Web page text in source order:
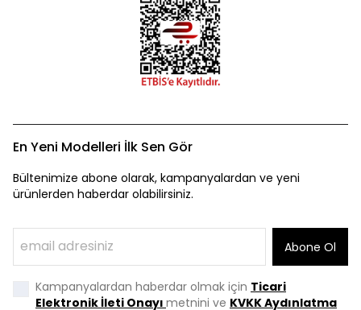
En Yeni Modelleri İlk Sen Gör
Bültenimize abone olarak, kampanyalardan ve yeni
ürünlerden haberdar olabilirsiniz.
Abone Ol
Kampanyalardan haberdar olmak için Ticari
Elektronik İleti Onayı metnini ve KVKK Aydınlatma